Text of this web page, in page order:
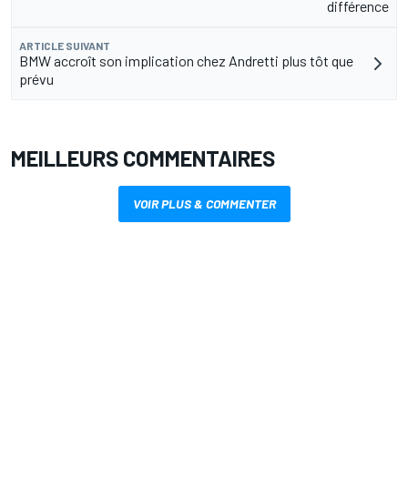
différence
ARTICLE SUIVANT
BMW accroît son implication chez Andretti plus tôt que
prévu
MEILLEURS COMMENTAIRES
VOIR PLUS & COMMENTER